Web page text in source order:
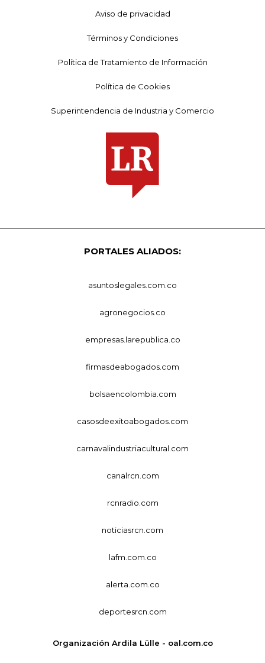
Aviso de privacidad
Términos y Condiciones
Política de Tratamiento de Información
Política de Cookies
Superintendencia de Industria y Comercio
PORTALES ALIADOS:
asuntoslegales.com.co
agronegocios.co
empresas.larepublica.co
firmasdeabogados.com
bolsaencolombia.com
casosdeexitoabogados.com
carnavalindustriacultural.com
canalrcn.com
rcnradio.com
noticiasrcn.com
lafm.com.co
alerta.com.co
deportesrcn.com
Organización Ardila Lülle - oal.com.co